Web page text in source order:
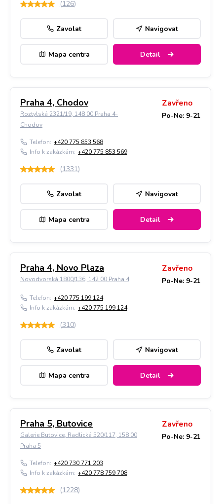
(126)
Zavolat Navigovat
Mapa centra Detail
Praha 4, Chodov
Roztylská 2321/19, 148 00 Praha 4-
Chodov
Zavřeno
Po-Ne: 9-21
Telefon: +420 775 853 568
Info k zakázkám: +420 775 853 569
(1331)
Zavolat Navigovat
Mapa centra Detail
Praha 4, Novo Plaza
Novodvorská 1800/136, 142 00 Praha 4
Zavřeno
Po-Ne: 9-21
Telefon: +420 775 199 124
Info k zakázkám: +420 775 199 124
(310)
Zavolat Navigovat
Mapa centra Detail
Praha 5, Butovice
Galerie Butovice, Radlická 520/117, 158 00
Praha 5
Zavřeno
Po-Ne: 9-21
Telefon: +420 730 771 203
Info k zakázkám: +420 778 759 708
(1228)